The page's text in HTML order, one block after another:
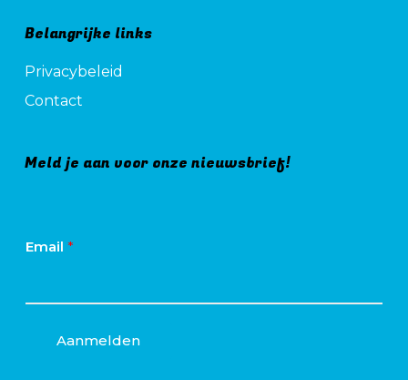
Belangrijke links
Privacybeleid
Contact
Meld je aan voor onze nieuwsbrief!
Email *
Aanmelden